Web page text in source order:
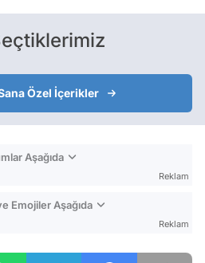
Özel İçerikler
Aşağıda
Reklam
Emojiler Aşağıda
Reklam